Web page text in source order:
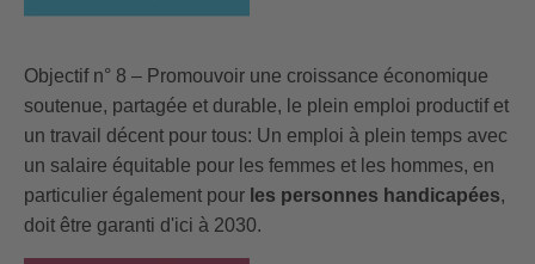
Objectif n° 8 – Promouvoir une croissance économique
soutenue, partagée et durable, le plein emploi productif et
un travail décent pour tous: Un emploi à plein temps avec
un salaire équitable pour les femmes et les hommes, en
particulier également pour les personnes handicapées,
doit être garanti d'ici à 2030.